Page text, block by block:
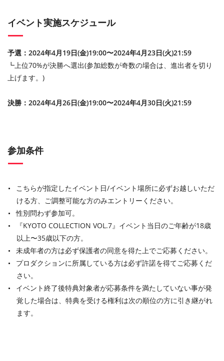
イベント実施スケジュール
予選：2024年4月19日(金)19:00〜2024年4月23日(火)21:59
┗上位70%が決勝へ選出(参加総数が奇数の場合は、進出者を切り
上げます。)
決勝：2024年4月26日(金)19:00〜2024年4月30日(火)21:59
参加条件
こちらが指定したイベント日/イベント場所に必ずお越しいただ
ける方、ご調整可能な方のみエントリーください。
性別問わず参加可。
『KYOTO COLLECTION VOL.7』イベント当日のご年齢が18歳
以上〜35歳以下の方。
未成年者の方は必ず保護者の同意を得た上でご応募ください。
プロダクションに所属している方は必ず許諾を得てご応募くだ
さい。
イベント終了後特典対象者が応募条件を満たしていない事が発
覚した場合は、特典を受ける権利は次の順位の方に引き継がれ
ます。